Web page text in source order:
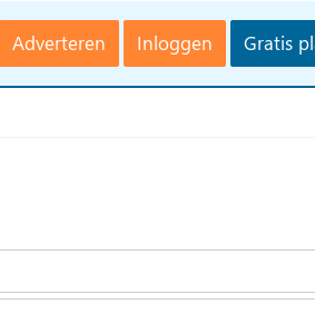
Adverteren Inloggen Gratis